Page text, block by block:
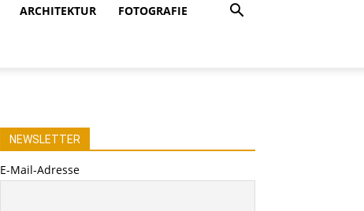
ARCHITEKTUR FOTOGRAFIE
NEWSLETTER
E-Mail-Adresse